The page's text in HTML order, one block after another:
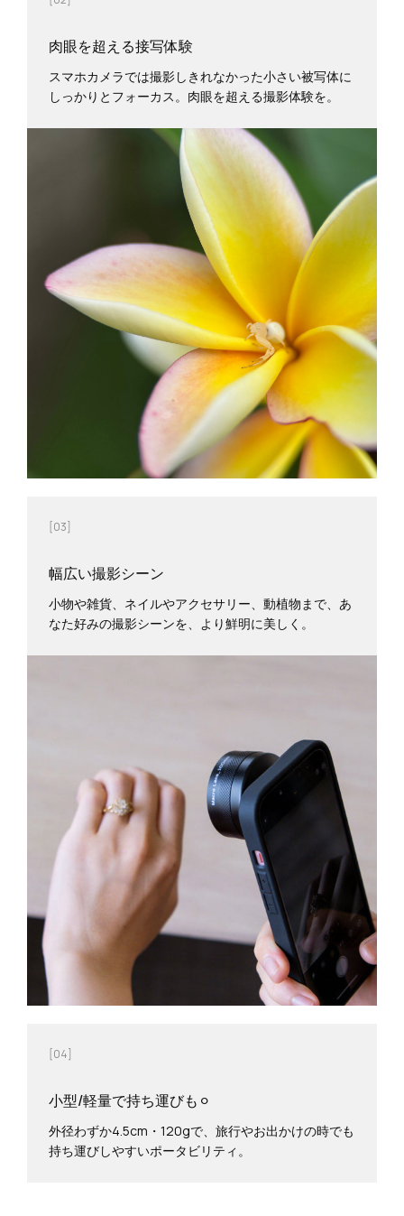
肉眼を超える接写体験
スマホカメラでは撮影しきれなかった小さい被写体に
しっかりとフォーカス。肉眼を超える撮影体験を。
[03]
幅広い撮影シーン
小物や雑貨、ネイルやアクセサリー、動植物まで、あ
なた好みの撮影シーンを、より鮮明に美しく。
[04]
小型/軽量で持ち運びも⚪︎
外径わずか4.5cm・120gで、旅行やお出かけの時でも
持ち運びしやすいポータビリティ。